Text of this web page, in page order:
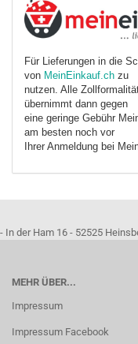
Für Lieferungen in die
von MeinEinkauf.ch zu
nutzen. Alle
übernimmt dann gegen
eine geringe Gebühr
am besten noch vor
Ihrer Anmeldung bei
Bonsai-
- In der Ham 16 - 52525
MEHR ÜBER...
Impressum
Impressum Facebook